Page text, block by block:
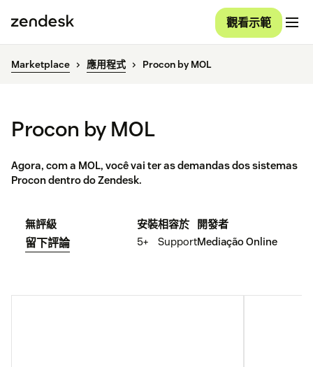
觀看示範
Marketplace 應用程式 Procon by MOL
Procon by MOL
Agora, com a MOL, você vai ter as demandas dos sistemas
Procon dentro do Zendesk.
無評級
留下評論
安裝
5+
相容於
Support
開發者
Mediação Online